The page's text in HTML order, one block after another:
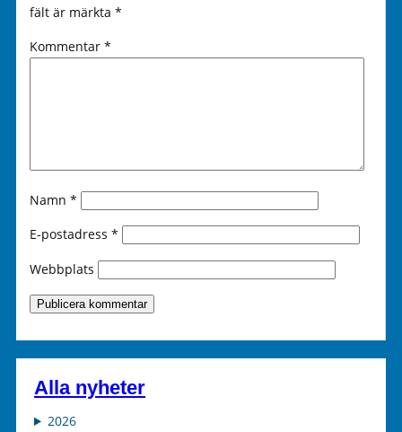
fält är märkta *
Kommentar *
Namn *
E-postadress *
Webbplats
Alla nyheter
2026